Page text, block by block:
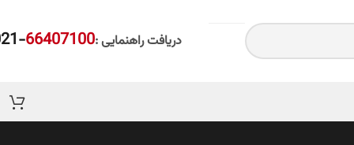
دریافت راهنمایی :66407100
-021